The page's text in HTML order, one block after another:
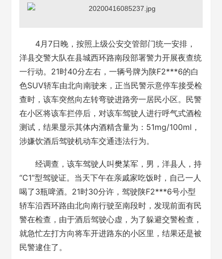
4月7日晚，按照上级公安交管部门统一安排，
洋县交警大队在县城西环路南段部署警力开展夜查统
一行动。21时40分左右，一辆号牌为陕F2***6的白
色SUV轿车由北向南驶来，正当民警示意停车接受检
查时，该车突然向左转弯驶进路旁一居民小区。民警
在小区将该车拦停后，对该车驾驶人进行呼气式酒检
测试，结果显示其体内酒精含量为：51mg/100ml，
涉嫌饮酒后驾驶机动车交通违法行为。
经调查，该车驾驶人叫樊某军，男，洋县人，持
“C1”型驾驶证。当天下午在亲戚家吃饭时，自己一人
喝了3瓶啤酒。21时30分许，驾驶陕F2***6号小型
轿车沿西环路由北向南行驶至南段时，发现前面有民
警在检查，由于酒后驾驶心虚，为了躲避交警检查，
就急忙左打方向将车开进路东的小区里，结果还是被
民警逮住了。